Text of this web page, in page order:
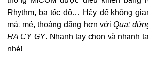
Rhythm, ba tốc độ… Hãy để không
mát mẻ, thoáng đãng hơn vớiQuạt
RA CY GY. Nhanh tay chọn và nhanh
nhé!